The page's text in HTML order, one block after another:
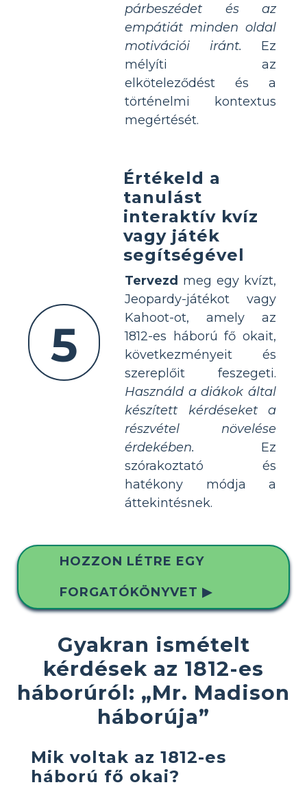
párbeszédet és az
empátiát minden oldal
motivációi iránt. Ez
mélyíti az
elköteleződést és a
történelmi kontextus
megértését.
5
Értékeld a
tanulást
interaktív kvíz
vagy játék
segítségével
Tervezd meg egy kvízt,
Jeopardy-játékot vagy
Kahoot-ot, amely az
1812-es háború fő okait,
következményeit és
szereplőit feszegeti.
Használd a diákok által
készített kérdéseket a
részvétel növelése
érdekében. Ez
szórakoztató és
hatékony módja a
áttekintésnek.
HOZZON LÉTRE EGY
FORGATÓKÖNYVET ▶
Gyakran ismételt
kérdések az 1812-es
háborúról: „Mr. Madison
háborúja”
Mik voltak az 1812-es
háború fő okai?